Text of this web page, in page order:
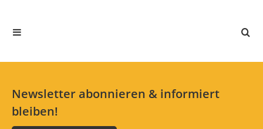
1 Sterne
0 Kunden
Newsletter abonnieren & informiert
bleiben!